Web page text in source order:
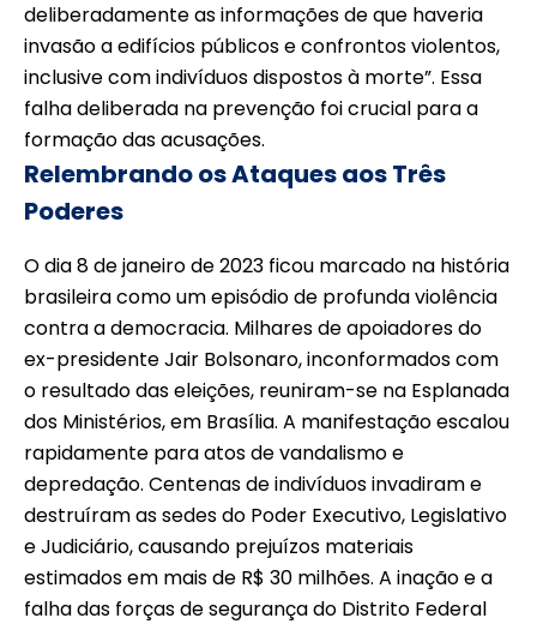
deliberadamente as informações de que haveria
invasão a edifícios públicos e confrontos violentos,
inclusive com indivíduos dispostos à morte”. Essa
falha deliberada na prevenção foi crucial para a
formação das acusações.
Relembrando os Ataques aos Três
Poderes
O dia 8 de janeiro de 2023 ficou marcado na história
brasileira como um episódio de profunda violência
contra a democracia. Milhares de apoiadores do
ex-presidente Jair Bolsonaro, inconformados com
o resultado das eleições, reuniram-se na Esplanada
dos Ministérios, em Brasília. A manifestação escalou
rapidamente para atos de vandalismo e
depredação. Centenas de indivíduos invadiram e
destruíram as sedes do Poder Executivo, Legislativo
e Judiciário, causando prejuízos materiais
estimados em mais de R$ 30 milhões. A inação e a
falha das forças de segurança do Distrito Federal